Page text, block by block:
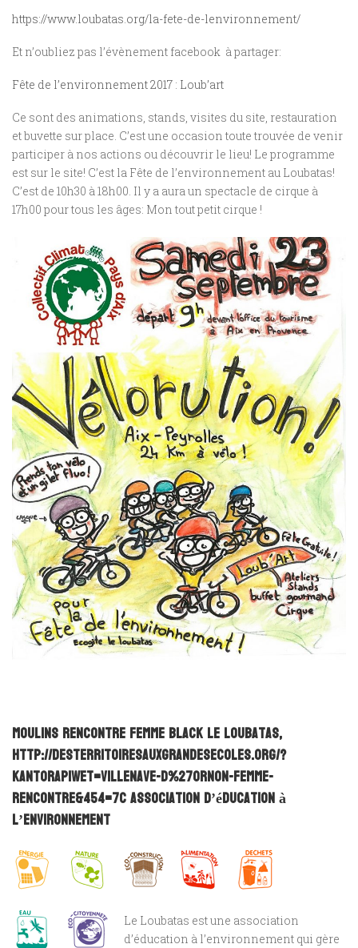
https://www.loubatas.org/la-fete-de-lenvironnement/
Et n’oubliez pas l’évènement facebook à partager:
Fête de l’environnement 2017 : Loub’art
Ce sont des animations, stands, visites du site, restauration
et buvette sur place. C’est une occasion toute trouvée de venir
participer à nos actions ou découvrir le lieu! Le programme
est sur le site! C’est la Fête de l’environnement au Loubatas!
C’est de 10h30 à 18h00. Il y a aura un spectacle de cirque à
17h00 pour tous les âges: Mon tout petit cirque !
moulins rencontre femme blackLe Loubatas,
http://desterritoiresauxgrandesecoles.org/?
kantorapiwet=villenave-d%27ornon-femme-
rencontre&454=7cAssociation d’éducation à
l’environnement
Le Loubatas est une association
d’éducation à l’environnement qui gère